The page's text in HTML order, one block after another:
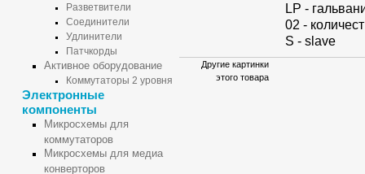
Разветвители
Соединители
Удлинители
Патчкорды
Активное оборудование
Коммутаторы 2 уровня
Электронные
компоненты
Микросхемы для
коммутаторов
Микросхемы для медиа
конверторов
LP -
02 -
S - slave
Другие картинки
этого товара